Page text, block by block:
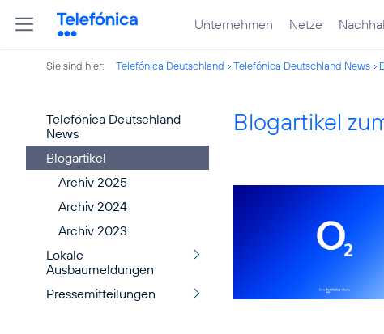
Unternehmen Netze
Sie sind hier: Telefónica Deutschland Telefónica Deutschland News
Telefónica Deutschland
News
Blogartikel
Archiv 2025
Archiv 2024
Archiv 2023
Lokale
Ausbaumeldungen
Pressemitteilungen
Blogartikel